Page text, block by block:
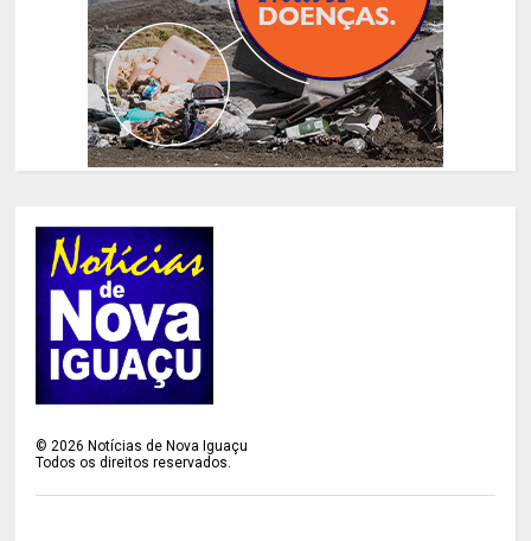
©2026 Notícias de Nova Iguaçu
Todos os direitos reservados.